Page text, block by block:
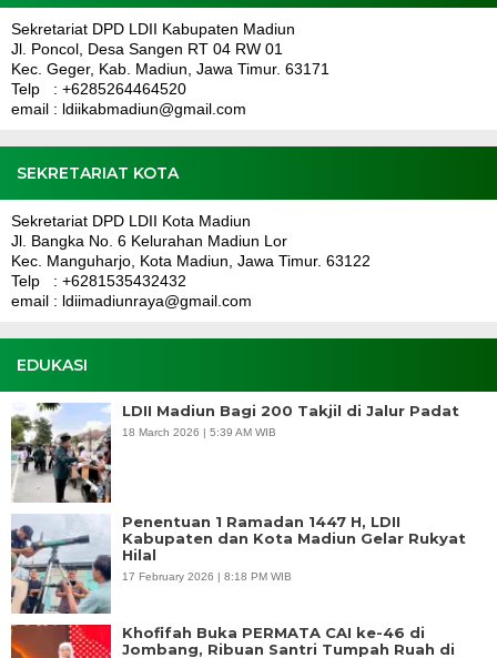
Sekretariat DPD LDII Kabupaten Madiun
Jl. Poncol, Desa Sangen RT 04 RW 01
Kec. Geger, Kab. Madiun, Jawa Timur. 63171
Telp : +6285264464520
email : ldiikabmadiun@gmail.com
SEKRETARIAT KOTA
Sekretariat DPD LDII Kota Madiun
Jl. Bangka No. 6 Kelurahan Madiun Lor
Kec. Manguharjo, Kota Madiun, Jawa Timur. 63122
Telp : +6281535432432
email : ldiimadiunraya@gmail.com
EDUKASI
LDII Madiun Bagi 200 Takjil di Jalur Padat
18 March 2026 | 5:39 AM WIB
Penentuan 1 Ramadan 1447 H, LDII
Kabupaten dan Kota Madiun Gelar Rukyat
Hilal
17 February 2026 | 8:18 PM WIB
Khofifah Buka PERMATA CAI ke-46 di
Jombang, Ribuan Santri Tumpah Ruah di